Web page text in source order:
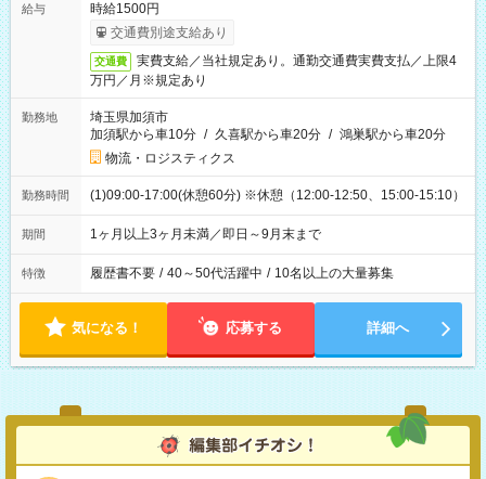
給与
時給1500円
交通費別途支給あり
交通費
実費支給／当社規定あり。通勤交通費実費支払／上限4
万円／月※規定あり
勤務地
埼玉県加須市
加須駅から車10分 / 久喜駅から車20分 / 鴻巣駅から車20分
物流・ロジスティクス
勤務時間 (1)09:00-17:00(休憩60分) ※休憩（12:00-12:50、15:00-15:10）
期間 1ヶ月以上3ヶ月未満／即日～9月末まで
特徴 履歴書不要 / 40～50代活躍中 / 10名以上の大量募集
気になる！ 応募する 詳細へ